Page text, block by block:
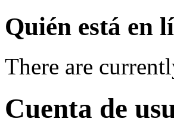
Quién está en
There are
Cuenta de